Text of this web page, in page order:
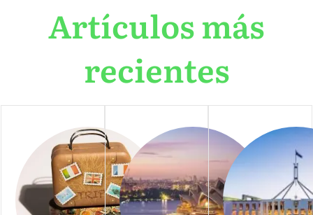
Artículos más
recientes